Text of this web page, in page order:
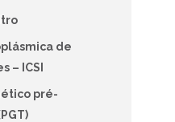
de
– ICSI
pré-